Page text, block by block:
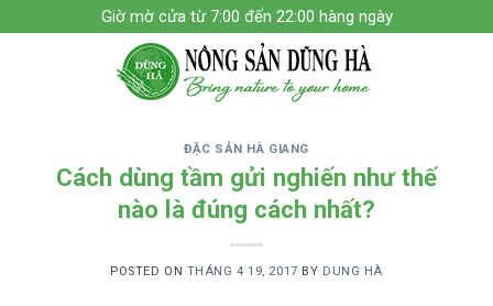
to
Giờ mờ cửa từ 7:00 đến 22:00 hàng ngày
ĐẶC SẢN HÀ GIANG
Cách dùng tầm gửi nghiến như thế
nào là đúng cách nhất?
POSTED ON THÁNG 4 19, 2017 BY DUNG HÀ